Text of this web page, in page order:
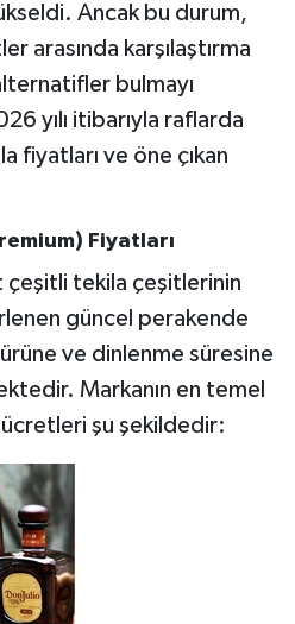
Ancak bu durum,
arasında karşılaştırma
bulmayı
yılı itibarıyla raflarda
fiyatları ve öne çıkan
Fiyatları
çeşitli tekila çeşitlerinin
güncel perakende
ve dinlenme süresine
Markanın en temel
şu şekildedir: